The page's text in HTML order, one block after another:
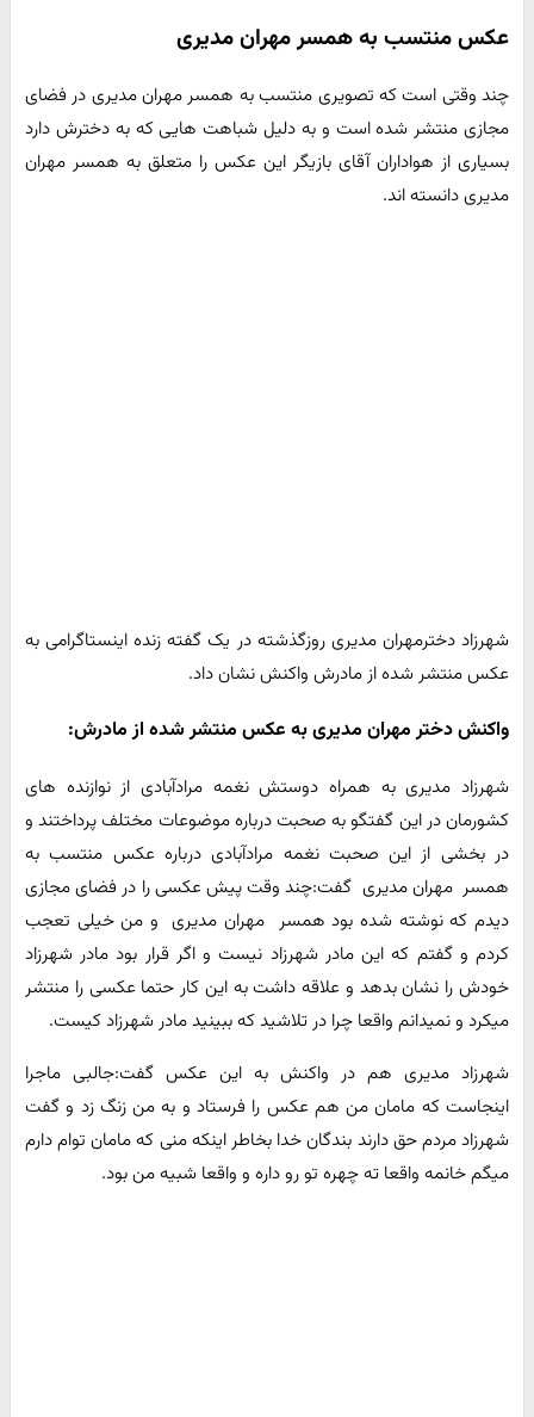
عکس منتسب به همسر مهران مدیری
چند وقتی است که تصویری منتسب به همسر مهران مدیری در فضای
مجازی منتشر شده است و به دلیل شباهت هایی که به دخترش دارد
بسیاری از هواداران آقای بازیگر این عکس را متعلق به همسر مهران
مدیری دانسته اند.
شهرزاد دخترمهران مدیری روزگذشته در یک گفته زنده اینستاگرامی به
عکس منتشر شده از مادرش واکنش نشان داد.
واکنش دختر مهران مدیری به عکس منتشر شده از مادرش:
شهرزاد مدیری به همراه دوستش نغمه مرادآبادی از نوازنده های
کشورمان در این گفتگو به صحبت درباره موضوعات مختلف پرداختند و
در بخشی از این صحبت نغمه مرادآبادی درباره عکس منتسب به
همسر مهران مدیری گفت:چند وقت پیش عکسی را در فضای مجازی
دیدم که نوشته شده بود همسر مهران مدیری و من خیلی تعجب
کردم و گفتم که این مادر شهرزاد نیست و اگر قرار بود مادر شهرزاد
خودش را نشان بدهد و علاقه داشت به این کار حتما عکسی را منتشر
میکرد و نمیدانم واقعا چرا در تلاشید که ببینید مادر شهرزاد کیست.
شهرزاد مدیری هم در واکنش به این عکس گفت:جالبی ماجرا
اینجاست که مامان من هم عکس را فرستاد و به من زنگ زد و گفت
شهرزاد مردم حق دارند بندگان خدا بخاطر اینکه منی که مامان توام دارم
میگم خانمه واقعا ته چهره تو رو داره و واقعا شبیه من بود.